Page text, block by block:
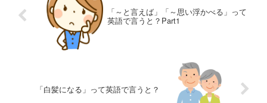
「～と言えば」「～思い浮かべる」って
英語で言うと？Part1
「白髪になる」って英語で言うと？